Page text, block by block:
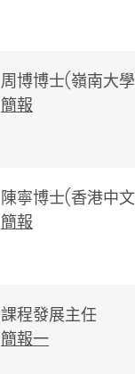
周博博士(嶺南大
簡報
陳寧博士(香港中
簡報
課程發展主任
簡報一